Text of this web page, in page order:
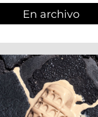
En archivo